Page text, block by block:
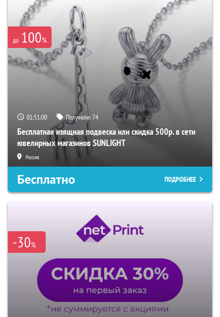
до 100%
01:50:59 Получили:74
Бесплатная изящная подвеска или скидка 500р. в сети
ювелирных магазинов SUNLIGHT
Россия
Бесплатно ПОДРОБНЕЕ
-30%